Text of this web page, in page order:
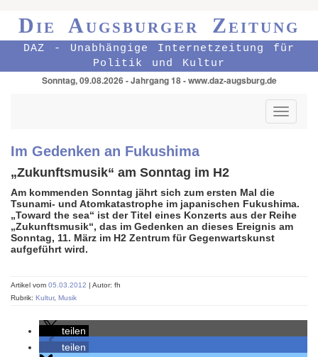
Die Augsburger Zeitung
DAZ - Unabhängige Internetzeitung für
Politik und Kultur
Sonntag, 09.08.2026 - Jahrgang 18 - www.daz-augsburg.de
Toggle
Im Gedenken an Fukushima
„Zukunftsmusik“ am Sonntag im H2
Am kommenden Sonntag jährt sich zum ersten Mal die
Tsunami- und Atomkatastrophe im japanischen Fukushima.
„Toward the sea“ ist der Titel eines Konzerts aus der Reihe
„Zukunftsmusik“, das im Gedenken an dieses Ereignis am
Sonntag, 11. März im H2 Zentrum für Gegenwartskunst
aufgeführt wird.
Artikel vom 05.03.2012 | Autor: fh
Rubrik: Kultur, Musik
teilen
teilen